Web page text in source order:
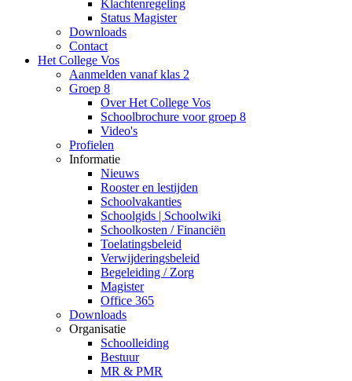
Klachtenregeling
Status Magister
Downloads
Contact
Het College Vos
Aanmelden vanaf klas 2
Groep 8
Over Het College Vos
Schoolbrochure voor groep 8
Video's
Profielen
Informatie
Nieuws
Rooster en lestijden
Schoolvakanties
Schoolgids | Schoolwiki
Schoolkosten / Financiën
Toelatingsbeleid
Verwijderingsbeleid
Begeleiding / Zorg
Magister
Office 365
Downloads
Organisatie
Schoolleiding
Bestuur
MR & PMR